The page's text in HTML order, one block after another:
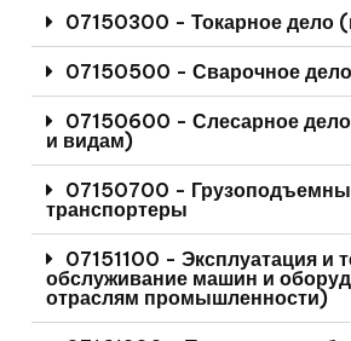
07150300 - Токарное дело
07150500 - Сварочное
07150600 - Слесарное
и видам)
07150700 -
транспортеры
07151100 - Эксплуатация и
обслуживание машин и
отраслям промышленности)